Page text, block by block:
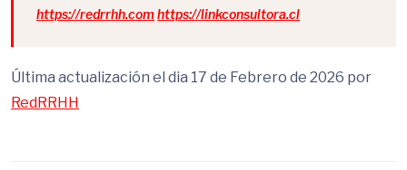
https://redrrhh.comhttps://linkconsultora.cl
Última actualización el dia 17 de Febrero de 2026 por
RedRRHH